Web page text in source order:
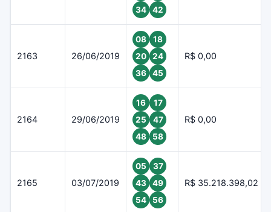
34
42
2163 26/06/2019
08
18
20
24
36
45
R$ 0,00
2164 29/06/2019
16
17
25
47
48
58
R$ 0,00
2165 03/07/2019
05
37
43
49
54
56
R$ 35.218.398,02